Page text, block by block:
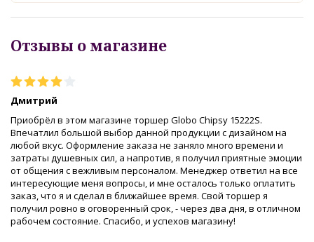
Отзывы о магазине
Дмитрий
Приобрёл в этом магазине торшер Globo Chipsy 15222S.
Впечатлил большой выбор данной продукции с дизайном на
любой вкус. Оформление заказа не заняло много времени и
затраты душевных сил, а напротив, я получил приятные эмоции
от общения с вежливым персоналом. Менеджер ответил на все
интересующие меня вопросы, и мне осталось только оплатить
заказ, что я и сделал в ближайшее время. Свой торшер я
получил ровно в оговоренный срок, - через два дня, в отличном
рабочем состояние. Спасибо, и успехов магазину!